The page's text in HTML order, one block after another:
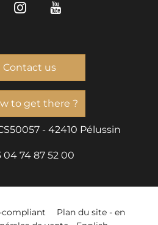
Instagram
Contact us
to get there ?
- 42410 Pélussin
04 74 87 52 00
compliant
Plan du site - en